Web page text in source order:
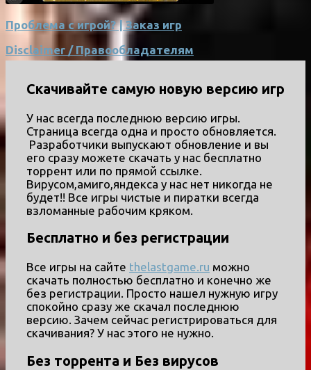
Проблема с игрой? | Заказ игр
Disclaimer / Правообладателям
Скачивайте самую новую версию игр
У нас всегда последнюю версию игры.
Страница всегда одна и просто обновляется.
Разработчики выпускают обновление и вы
его сразу можете скачать у нас бесплатно
торрент или по прямой ссылке.
Вирусом,амиго,яндекса у нас нет никогда не
будет!! Все игры чистые и пиратки всегда
взломанные рабочим кряком.
Бесплатно и без регистрации
Все игры на сайте thelastgame.ru можно
скачать полностью бесплатно и конечно же
без регистрации. Просто нашел нужную игру
спокойно сразу же скачал последнюю
версию. Зачем сейчас регистрироваться для
скачивания? У нас этого не нужно.
Без торрента и Без вирусов